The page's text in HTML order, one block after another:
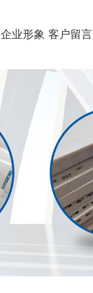
企业形象 客户留言